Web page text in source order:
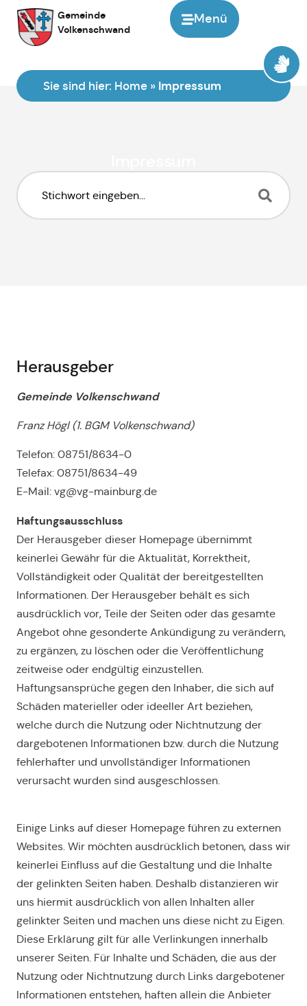
Menü
Gemeinde
Volkenschwand
Sie sind hier: Home » Impressum
Herausgeber
Gemeinde Volkenschwand
Franz Högl (1. BGM Volkenschwand)
Telefon: 08751/8634-0
Telefax: 08751/8634-49
E-Mail: vg@vg-mainburg.de
Haftungsausschluss
Der Herausgeber dieser Homepage übernimmt
keinerlei Gewähr für die Aktualität, Korrektheit,
Vollständigkeit oder Qualität der bereitgestellten
Informationen. Der Herausgeber behält es sich
ausdrücklich vor, Teile der Seiten oder das gesamte
Angebot ohne gesonderte Ankündigung zu verändern,
zu ergänzen, zu löschen oder die Veröffentlichung
zeitweise oder endgültig einzustellen.
Haftungsansprüche gegen den Inhaber, die sich auf
Schäden materieller oder ideeller Art beziehen,
welche durch die Nutzung oder Nichtnutzung der
dargebotenen Informationen bzw. durch die Nutzung
fehlerhafter und unvollständiger Informationen
verursacht wurden sind ausgeschlossen.
Einige Links auf dieser Homepage führen zu externen
Websites. Wir möchten ausdrücklich betonen, dass wir
keinerlei Einfluss auf die Gestaltung und die Inhalte
der gelinkten Seiten haben. Deshalb distanzieren wir
uns hiermit ausdrücklich von allen Inhalten aller
gelinkter Seiten und machen uns diese nicht zu Eigen.
Diese Erklärung gilt für alle Verlinkungen innerhalb
unserer Seiten. Für Inhalte und Schäden, die aus der
Nutzung oder Nichtnutzung durch Links dargebotener
Informationen entstehen, haften allein die Anbieter